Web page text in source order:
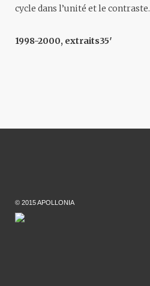
cycle dans l’unité et le contraste.
1998-2000, extraits35′
© 2015 APOLLONIA